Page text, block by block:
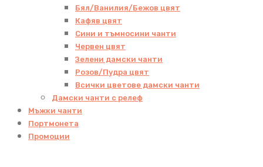
Бял/Ванилия/Бежов цвят
Кафяв цвят
Сини и тъмносини чанти
Червен цвят
Зелени дамски чанти
Розов/Пудра цвят
Всички цветове дамски чанти
Дамски чанти с релеф
Мъжки чанти
Портмонета
Промоции